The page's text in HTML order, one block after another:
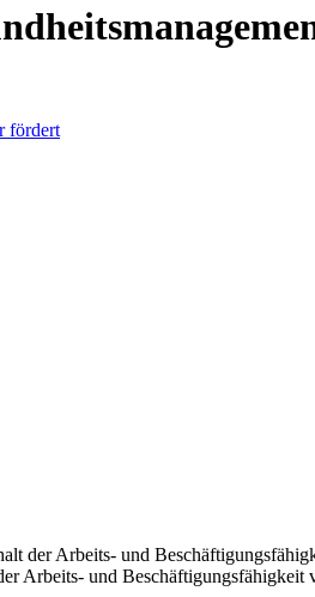
der Arbeits- und
Arbeits- und Beschäftigungsfähigkeit